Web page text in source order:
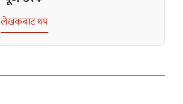
लेखकबाट थप